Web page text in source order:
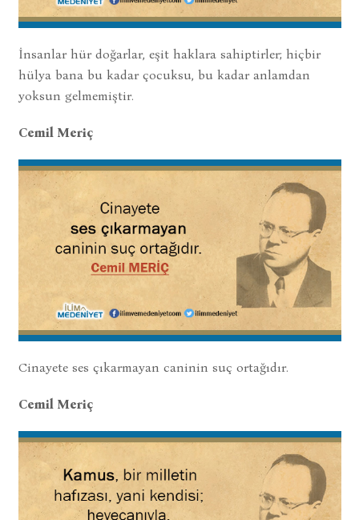
İnsanlar hür doğarlar, eşit haklara sahiptirler; hiçbir
hülya bana bu kadar çocuksu, bu kadar anlamdan
yoksun gelmemiştir.
Cemil Meriç
Cinayete ses çıkarmayan caninin suç ortağıdır.
Cemil Meriç